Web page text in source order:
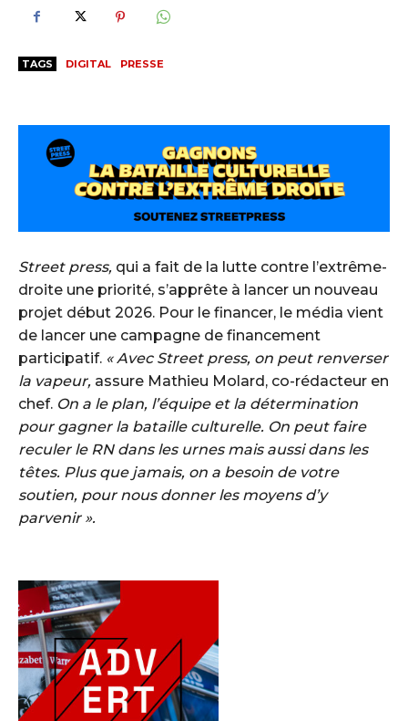
TAGS DIGITAL PRESSE
Street press, qui a fait de la lutte contre l’extrême-
droite une priorité, s’apprête à lancer un nouveau
projet début 2026. Pour le financer, le média vient
de lancer une campagne de financement
participatif. « Avec Street press, on peut renverser
la vapeur, assure Mathieu Molard, co-rédacteur en
chef. On a le plan, l’équipe et la détermination
pour gagner la bataille culturelle. On peut faire
reculer le RN dans les urnes mais aussi dans les
têtes. Plus que jamais, on a besoin de votre
soutien, pour nous donner les moyens d’y
parvenir ».